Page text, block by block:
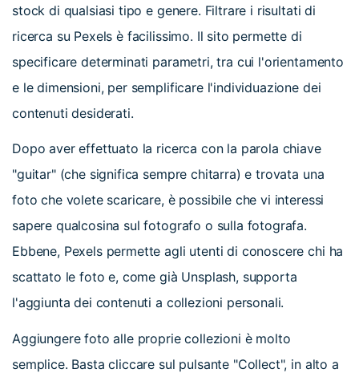
stock di qualsiasi tipo e genere. Filtrare i risultati di
ricerca su Pexels è facilissimo. Il sito permette di
specificare determinati parametri, tra cui l'orientamento
e le dimensioni, per semplificare l'individuazione dei
contenuti desiderati.
Dopo aver effettuato la ricerca con la parola chiave
"guitar" (che significa sempre chitarra) e trovata una
foto che volete scaricare, è possibile che vi interessi
sapere qualcosina sul fotografo o sulla fotografa.
Ebbene, Pexels permette agli utenti di conoscere chi ha
scattato le foto e, come già Unsplash, supporta
l'aggiunta dei contenuti a collezioni personali.
Aggiungere foto alle proprie collezioni è molto
semplice. Basta cliccare sul pulsante "Collect", in alto a